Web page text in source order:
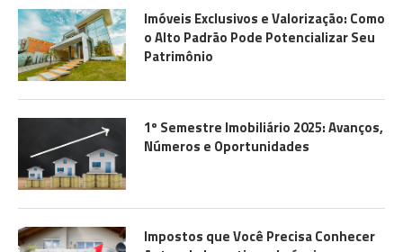
Imóveis Exclusivos e Valorização: Como
o Alto Padrão Pode Potencializar Seu
Patrimônio
1º Semestre Imobiliário 2025: Avanços,
Números e Oportunidades
Impostos que Você Precisa Conhecer